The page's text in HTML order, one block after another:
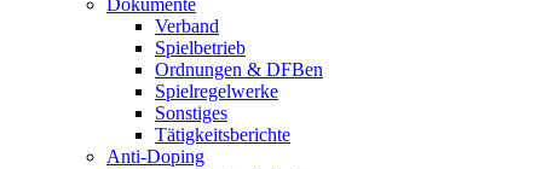
Dokumente
Verband
Spielbetrieb
Ordnungen & DFBen
Spielregelwerke
Sonstiges
Tätigkeitsberichte
Anti-Doping